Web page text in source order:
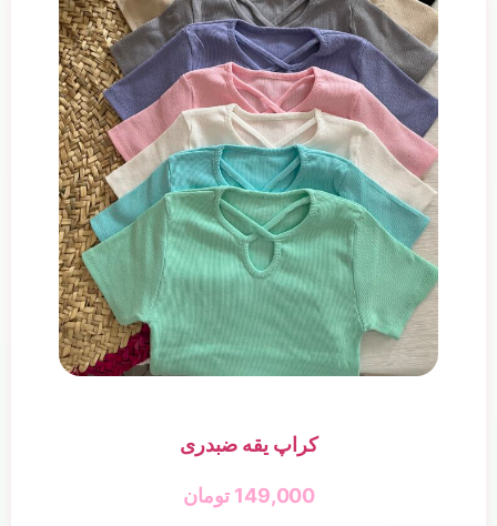
کراپ یقه ضبدری
149,000 تومان